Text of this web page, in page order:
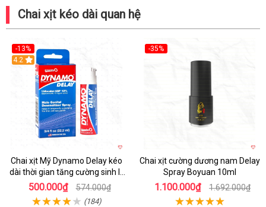
Chai xịt kéo dài quan hệ
-13%
Hot
4.2
Chai xịt Mỹ Dynamo Delay kéo
dài thời gian tăng cường sinh lý
22ml
500.000₫ 574.000₫
(184)
-35%
Chai xịt cường dương nam Delay
Spray Boyuan 10ml
1.100.000₫ 1.692.000₫